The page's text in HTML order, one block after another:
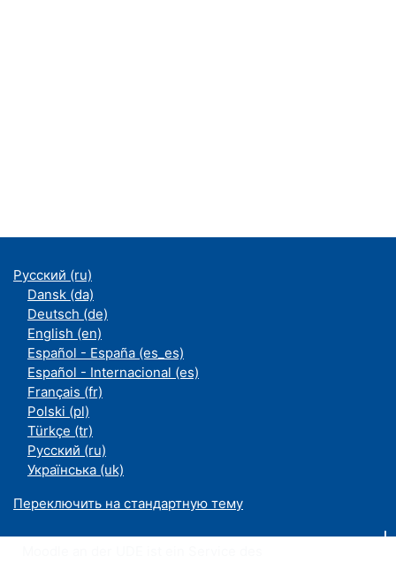
Русский ‎(ru)‎
Dansk ‎(da)‎
Deutsch ‎(de)‎
English ‎(en)‎
Español - España ‎(es_es)‎
Español - Internacional ‎(es)‎
Français ‎(fr)‎
Polski ‎(pl)‎
Türkçe ‎(tr)‎
Русский ‎(ru)‎
Українська ‎(uk)‎
Переключить на стандартную тему